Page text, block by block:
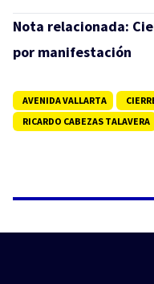
Nota relacionada:
por manifestación
AVENIDA VALLARTA
RICARDO CABEZAS TALAVERA